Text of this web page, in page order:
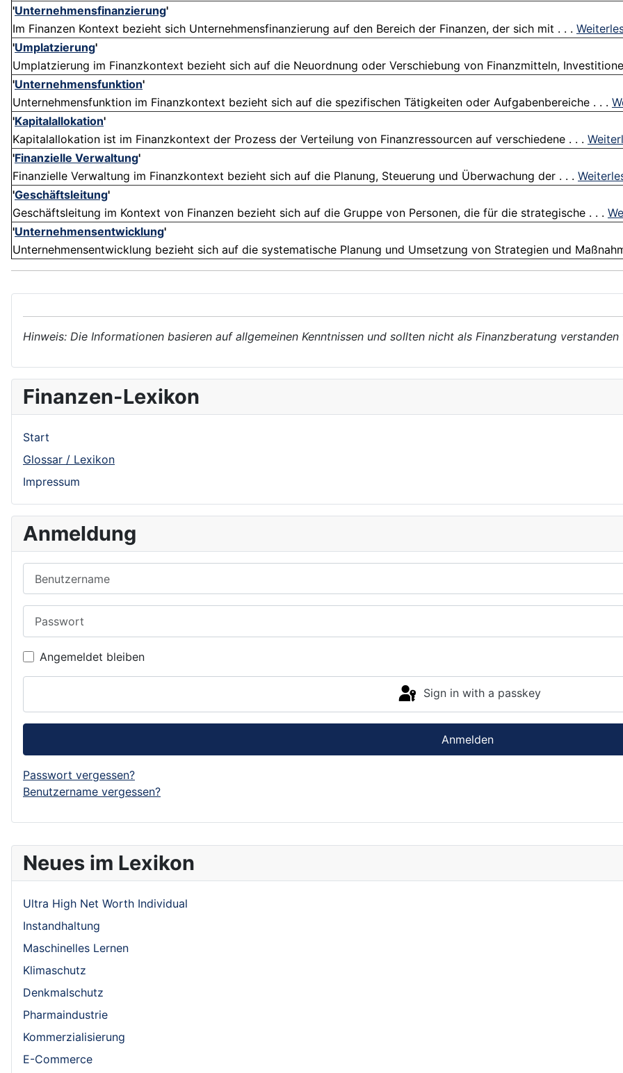
Neues im Lexikon
Ultra High Net Worth Individual
Instandhaltung
Maschinelles Lernen
Klimaschutz
Denkmalschutz
Pharmaindustrie
Kommerzialisierung
E-Commerce
'Unternehmensfinanzierung'
Im Finanzen Kontext bezieht sich Unternehmensfinanzierung auf den Bereich der Finanzen, der sich mit . . .
'Umplatzierung'
Umplatzierung im Finanzkontext bezieht sich auf die Neuordnung oder Verschiebung von Finanzmitteln,
'Unternehmensfunktion'
Unternehmensfunktion im Finanzkontext bezieht sich auf die spezifischen Tätigkeiten oder Aufgabenbereiche . . .
'Kapitalallokation'
Kapitalallokation ist im Finanzkontext der Prozess der Verteilung von Finanzressourcen auf verschiedene . . .
'Finanzielle Verwaltung'
Finanzielle Verwaltung im Finanzkontext bezieht sich auf die Planung, Steuerung und Überwachung der . . .
'Geschäftsleitung'
Geschäftsleitung im Kontext von Finanzen bezieht sich auf die Gruppe von Personen, die für die strategische . . .
'Unternehmensentwicklung'
Unternehmensentwicklung bezieht sich auf die systematische Planung und Umsetzung von Strategien und
Hinweis: Die Informationen basieren auf allgemeinen Kenntnissen und sollten nicht als Finanzberatung verstanden
Finanzen-Lexikon
Start
Glossar / Lexikon
Impressum
Anmeldung
Angemeldet bleiben
Sign in with a passkey
Anmelden
Passwort vergessen?
Benutzername vergessen?